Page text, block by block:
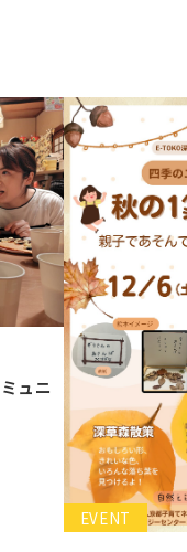
ュニ
EVENT